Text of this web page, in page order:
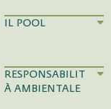
IL POOL
RESPONSABILIT
À AMBIENTALE